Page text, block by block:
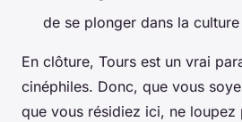
de se plonger dans la
En clôture, Tours est un vrai
cinéphiles. Donc, que vous
que vous résidiez ici, ne